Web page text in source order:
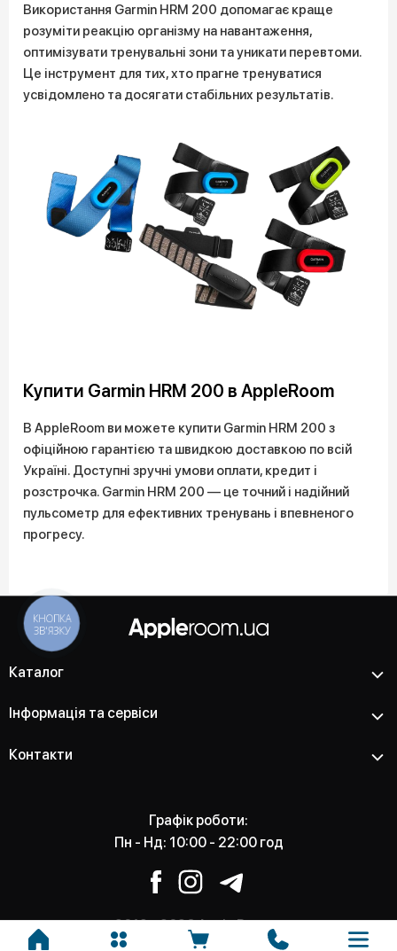
Використання Garmin HRM 200 допомагає краще
розуміти реакцію організму на навантаження,
оптимізувати тренувальні зони та уникати перевтоми.
Це інструмент для тих, хто прагне тренуватися
усвідомлено та досягати стабільних результатів.
Купити Garmin HRM 200 в AppleRoom
В AppleRoom ви можете купити Garmin HRM 200 з
офіційною гарантією та швидкою доставкою по всій
Україні. Доступні зручні умови оплати, кредит і
розстрочка. Garmin HRM 200 — це точний і надійний
пульсометр для ефективних тренувань і впевненого
прогресу.
Каталог
Інформація та сервіси
Контакти
Графік роботи:
Пн - Нд: 10:00 - 22:00 год
2012 - 2026 Apple Room -
Магазин та сервісний центр
КНОПКА
ЗВ'ЯЗКУ